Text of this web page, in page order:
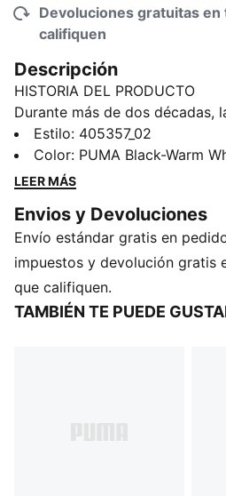
Devoluciones gratuitas
califiquen
Descripción
HISTORIA DEL PRODUCTO
Durante más de dos décadas,
sido un ícono de la cultura de
urbana. Nacieron como un
diseñadas para ayudar a
Fórmula 1®, pero con el paso
encontraron un nuevo circuito,
pistas de Mónaco para llegar
capitales de la moda alrededor
DETALLES
Estilo: 405357_02
Color: PUMA Black-Warm
LEER MÁS
Envios y Devoluciones
Envío estándar gratis en
impuestos y devolución gratis
que califiquen.
TAMBIÉN TE PUEDE